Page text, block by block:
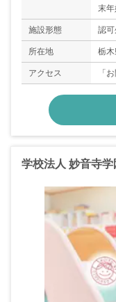
末
施設形態 認可
所在地 栃
アクセス 「
学校法人 妙音寺